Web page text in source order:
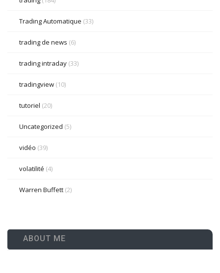
Trading Automatique (33)
trading de news (6)
trading intraday (33)
tradingview (10)
tutoriel (20)
Uncategorized (5)
vidéo (39)
volatilité (4)
Warren Buffett (2)
ABOUT ME